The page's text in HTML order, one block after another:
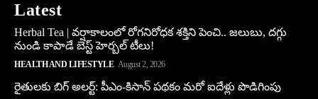
Latest
Herbal Tea | వర్షాకాలంలో రోగనిరోధక శక్తిని పెంచి.. జలుబు, దగ్గు
నుండి కాపాడే బెస్ట్ హెర్బల్ టీలు!
HEALTH AND LIFESTYLE August 2, 2026
రైతులకు బిగ్ అలర్ట్: పీఎం-కిసాన్ పథకం మరో ఐదేళ్లు పొడిగింపు